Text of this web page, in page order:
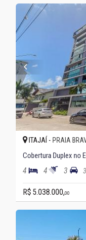
ITAJAÍ - PRAIA
Cobertura Duplex no
4 4 3
R$ 5.038.000,00